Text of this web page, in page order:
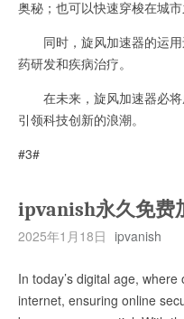
奥秘；也可以快速穿梭在城
同时，旋风加速器的运用
药研发和疾病治疗。
在未来，旋风加速器必将
引领科技创新的浪潮。
#3#
ipvanish永久免费
2025年1月18日 ipvanish
In today’s digital age,
internet, ensuring online